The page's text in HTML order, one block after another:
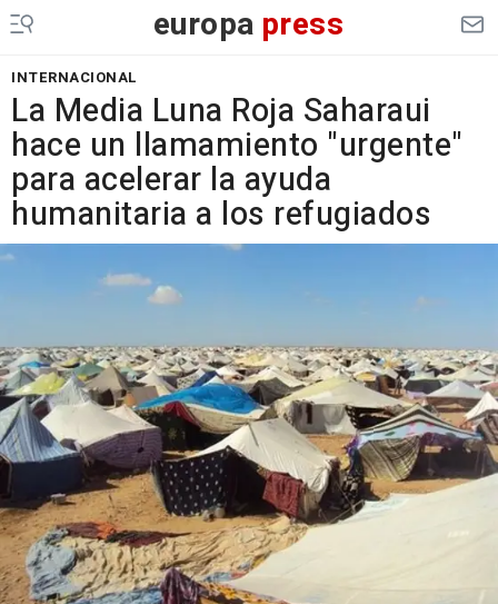
europa press
INTERNACIONAL
La Media Luna Roja Saharaui
hace un llamamiento "urgente"
para acelerar la ayuda
humanitaria a los refugiados